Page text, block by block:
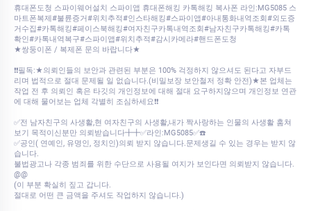
휴대폰도청 스파이웨어설치 스파이앱 휴대폰해킹 카톡해킹 복사폰 라인:MG5085 스
마트폰복제#불륜증거#위치추적#인스타해킹#스파이앱#아내통화내역조회#외도증
거수집#카톡해킹#페이스북해킹#여자친구카톡내역조회#남자친구카톡해킹#카톡
확인#카톡내역복구#스파이앱#위치추적#감시카메라#핸드폰도청
★쌍둥이폰 / 복제폰 문의 바랍니다★
❗❗필독:★의뢰인들의 보안과 관련된 부분은 100% 걱정하지 않으셔도 된다고 자부드
리며 법적으로 절대 문제될 일 없습니다.(비밀보장 보안철저 정확 안전)★본 업체는
작업 전 후 의뢰인 혹은 타깃의 개인정보에 대해 절대 요구하지않으며 개인정보 연관
에 대해 물어보는 업체 각별히 조심하세요❗❗
✅전 남자친구의 사생활,현 여자친구의 사생활,내가 짝사랑하는 인물의 사생활 훔쳐
보기 목적이신분만 의뢰받습니다╋╋✅라인:MG5085✅☎️
✅공인( 연예인, 유명인, 정치인)의뢰 받지 않습니다.문제생길 수 있는 경우는 받지 않
습니다.
불법광고나 각종 범죄를 위한 수단으로 사용될 여지가 보인다면 의뢰받지 않습니다.
@@
(이 부분 확실히 짚고 갑니다.
절대로 어떤 큰 금액을 주셔도 작업하지 않습니다.)